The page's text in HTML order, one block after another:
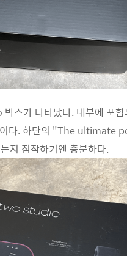
스가 나타났다. 내부에 포함
이다. 하단의 "The ultimate
지 짐작하기엔 충분하다.